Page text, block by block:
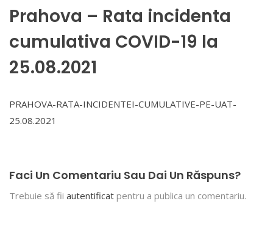
Prahova – Rata incidenta
cumulativa COVID-19 la
25.08.2021
PRAHOVA-RATA-INCIDENTEI-CUMULATIVE-PE-UAT-
25.08.2021
Faci Un Comentariu Sau Dai Un Răspuns?
Trebuie să fii autentificat pentru a publica un comentariu.